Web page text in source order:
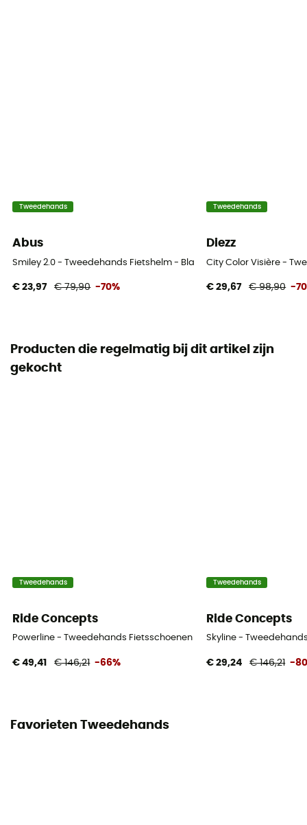
Tweedehands
Abus
Smiley 2.0 - Tweedehands Fietshelm - Blauw - 45-50 cm
€ 23,97 € 79,90 -70%
Tweedehands
Diezz
City Color Visière -
€ 29,67 € 98,90 -
Producten die regelmatig bij dit artikel zijn
gekocht
Tweedehands
Ride Concepts
Powerline - Tweedehands Fietsschoenen - Heren - Zwart - 41
€ 49,41 € 146,21 -66%
Tweedehands
Ride Concepts
Skyline -
€ 29,24 € 146,21 -
Favorieten Tweedehands